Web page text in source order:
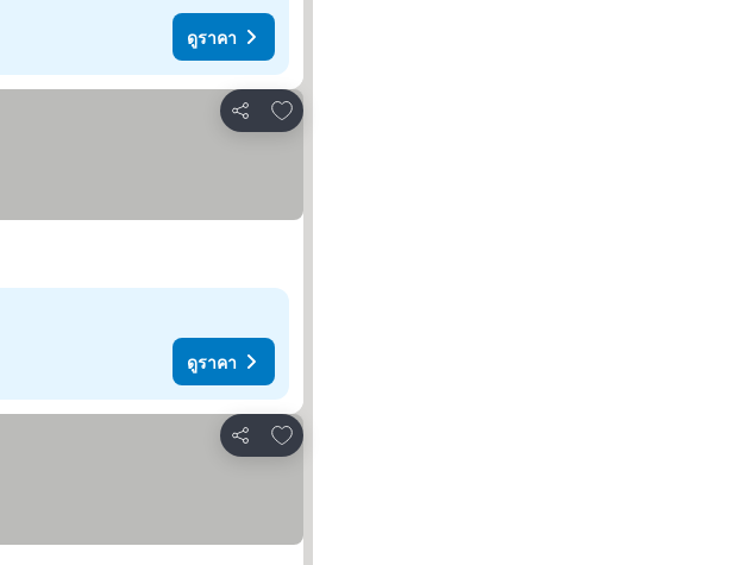
ดูราคา
แชร์
เพิ่มในรายการโปรด
ดูราคา
แชร์
เพิ่มในรายการโปรด